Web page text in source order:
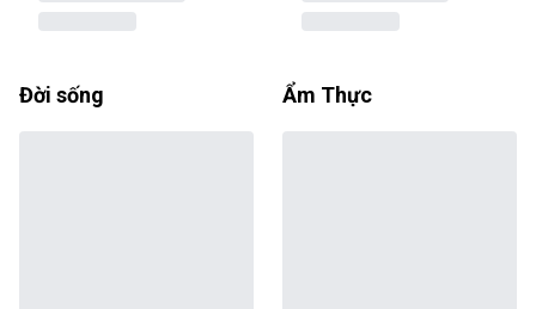
Đời sống Ẩm Thực